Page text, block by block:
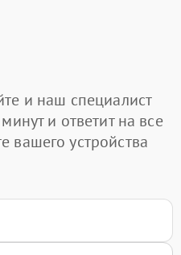
и наш специалист
и ответит на все
вашего устройства